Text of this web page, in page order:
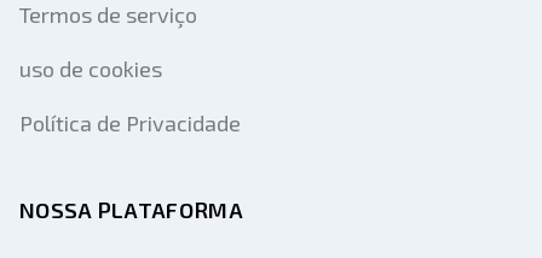
Termos de serviço
uso de cookies
Política de Privacidade
NOSSA PLATAFORMA